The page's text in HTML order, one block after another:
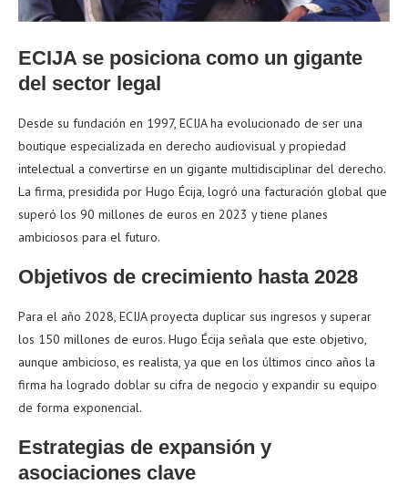
ECIJA se posiciona como un gigante
del sector legal
Desde su fundación en 1997, ECIJA ha evolucionado de ser una
boutique especializada en derecho audiovisual y propiedad
intelectual a convertirse en un gigante multidisciplinar del derecho.
La firma, presidida por Hugo Écija, logró una facturación global que
superó los 90 millones de euros en 2023 y tiene planes
ambiciosos para el futuro.
Objetivos de crecimiento hasta 2028
Para el año 2028, ECIJA proyecta duplicar sus ingresos y superar
los 150 millones de euros. Hugo Écija señala que este objetivo,
aunque ambicioso, es realista, ya que en los últimos cinco años la
firma ha logrado doblar su cifra de negocio y expandir su equipo
de forma exponencial.
Estrategias de expansión y
asociaciones clave